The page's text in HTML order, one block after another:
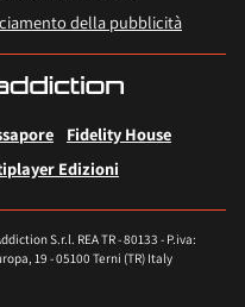
della pubblicità
Fidelity House
Edizioni
S.r.l. REA TR - 80133 - P.iva:
19 - 05100 Terni (TR) Italy